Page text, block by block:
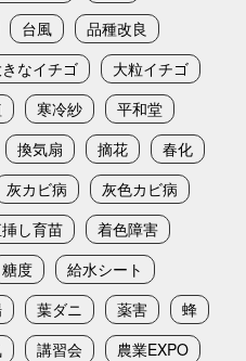
台風
品種改良
なイチゴ
大粒イチゴ
寒冷紗
平和堂
換気扇 摘花
春化
灰カビ病
灰色カビ病
し育苗
着色障害
糖度
給水シート
葉ダニ 薬害
蜂
講習会
農業EXPO